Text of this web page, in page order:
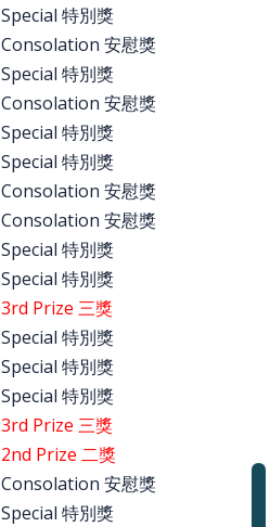
Special 特別獎
Consolation 安慰獎
Special 特別獎
Consolation 安慰獎
Special 特別獎
Special 特別獎
Consolation 安慰獎
Consolation 安慰獎
Special 特別獎
Special 特別獎
3rd Prize 三獎
Special 特別獎
Special 特別獎
Special 特別獎
3rd Prize 三獎
2nd Prize 二獎
Consolation 安慰獎
Special 特別獎